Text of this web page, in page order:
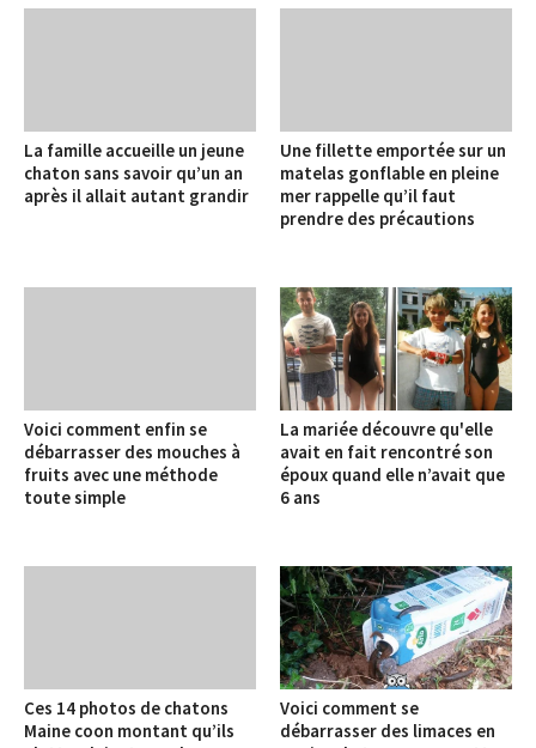
La famille accueille un jeune
chaton sans savoir qu’un an
après il allait autant grandir
Une fillette emportée sur un
matelas gonflable en pleine
mer rappelle qu’il faut
prendre des précautions
Voici comment enfin se
débarrasser des mouches à
fruits avec une méthode
toute simple
La mariée découvre qu'elle
avait en fait rencontré son
époux quand elle n’avait que
6 ans
Ces 14 photos de chatons
Maine coon montant qu’ils
Voici comment se
débarrasser des limaces en